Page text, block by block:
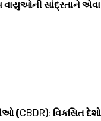
વાયુઓની સાંદ્રતાને
(CBDR): વિકસિત દેશો